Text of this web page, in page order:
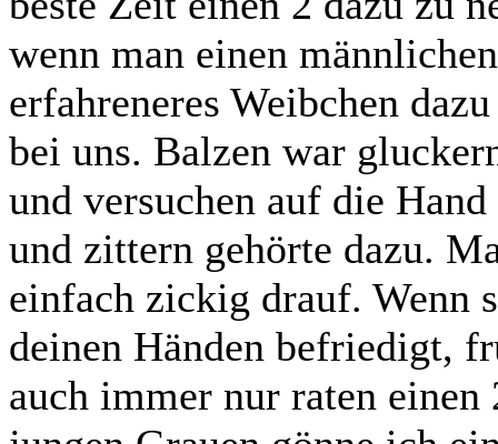
wenn man einen
erfahreneres Weibchen
bei uns. Balzen war
und versuchen auf die
und zittern gehörte dazu.
einfach zickig drauf. Wenn
deinen Händen befriedigt,
auch immer nur raten einen